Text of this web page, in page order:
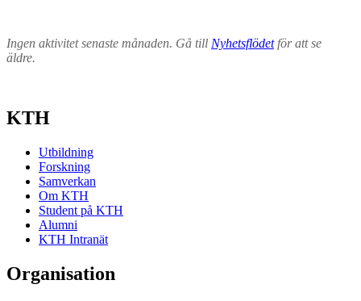
Ingen aktivitet senaste månaden. Gå till Nyhetsflödetför att se
äldre.
KTH
Utbildning
Forskning
Samverkan
Om KTH
Student på KTH
Alumni
KTH Intranät
Organisation